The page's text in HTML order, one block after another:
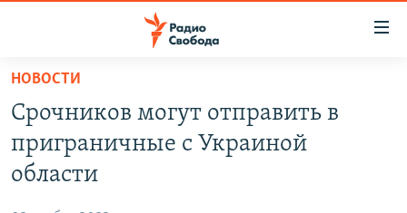
упрощенного
доступа
основному
ПОДКАСТЫ
АВТОРСКИЕ ПРОЕКТЫ
НОВОСТИ
Срочников могут отправить в
приграничные с Украиной
области